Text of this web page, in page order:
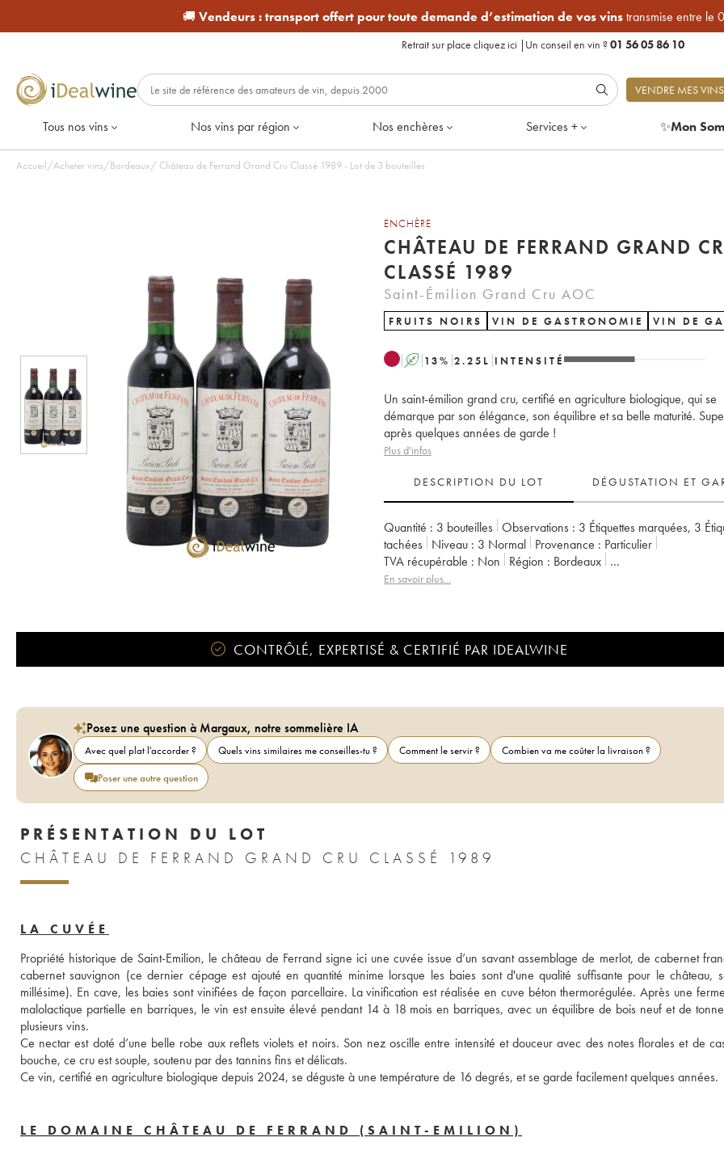
🚚 Vendeurs :transport offert pour toute demande d’estimation de vos vinstransmise entre le
Retrait sur place cliquez ici | Un conseil en vin ?01 56 05 86 10
VENDRE MES VINS
Tous nos vins Nos vins par région Nos enchères Services + ✨Mon
Accueil/Acheter vins/Bordeaux/ Château de Ferrand Grand Cru Classé 1989 - Lot de 3 bouteilles
ENCHÈRE
CHÂTEAU DE FERRAND GRAND
CLASSÉ 1989
Saint-Émilion Grand Cru AOC
FRUITS NOIRS VIN DE GASTRONOMIE VIN DE
A 13% 2.25 L INTENSITÉ
Un saint-émilion grand cru, certifié en agriculture biologique, qui se
démarque par son élégance, son équilibre et sa belle maturité.
après quelques années de garde !
Plus d'infos
DESCRIPTION DU LOT DÉGUSTATION ET
Quantité : 3 bouteilles Observations : 3 Étiquettes marquées, 3
tachées
Niveau : 3 Normal Provenance : particulier
TVA récupérable :
non Région :
Bordeaux
Appellation :
En savoir plus...
CONTRÔLÉ, EXPERTISÉ & CERTIFIÉ PAR IDEALWINE
Posez une question à Margaux, notre sommelière IA
Avec quel plat l'accorder ? Quels vins similaires me conseilles-tu ? Comment le servir ?
Combien va me coûter la livraison ?
Poser une autre question
PRÉSENTATION DU LOT
CHÂTEAU DE FERRAND GRAND CRU CLASSÉ 1989
LA CUVÉE
Propriété historique de Saint-Emilion, le château de Ferrand signe ici une cuvée issue d’un savant assemblage de merlot, de cabernet
cabernet sauvignon (ce dernier cépage est ajouté en quantité minime lorsque les baies sont d'une qualité suffisante pour le château,
millésime). En cave, les baies sont vinifiées de façon parcellaire. La vinification est réalisée en cuve béton thermorégulée. Après une
malolactique partielle en barriques, le vin est ensuite élevé pendant 14 à 18 mois en barriques, avec un équilibre de bois neuf et de
plusieurs vins.
Ce nectar est doté d’une belle robe aux reflets violets et noirs. Son nez oscille entre intensité et douceur avec des notes florales et de
bouche, ce cru est souple, soutenu par des tannins fins et délicats.
Ce vin, certifié en agriculture biologique depuis 2024, se déguste à une température de 16 degrés, et se garde facilement quelques années.
LE DOMAINE CHÂTEAU DE FERRAND (SAINT-EMILION)